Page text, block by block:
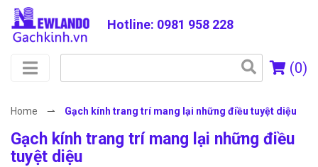
Hotline: 0981 958 228
(0)
Home ⇀ Gạch kính trang trí mang lại những điều tuyệt diệu
Gạch kính trang trí mang lại những điều
tuyệt diệu